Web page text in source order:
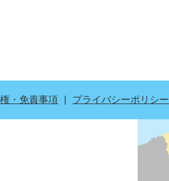
・免責事項 プライバシーポリシー